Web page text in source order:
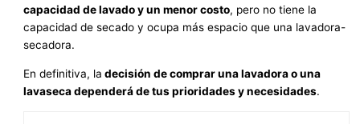
capacidad de lavado y un menor costo, pero no tiene la
capacidad de secado y ocupa más espacio que una lavadora-
secadora.
En definitiva, la decisión de comprar una lavadora o una
lavaseca dependerá de tus prioridades y necesidades.